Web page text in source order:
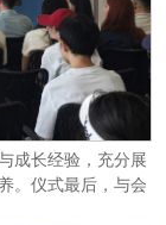
成长经验，充分展
。仪式最后，与会